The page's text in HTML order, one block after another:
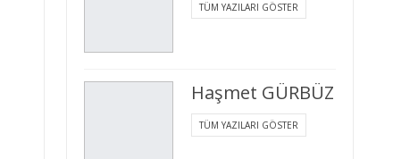
TÜM YAZILARI GÖSTER
Haşmet GÜRBÜZ
TÜM YAZILARI GÖSTER